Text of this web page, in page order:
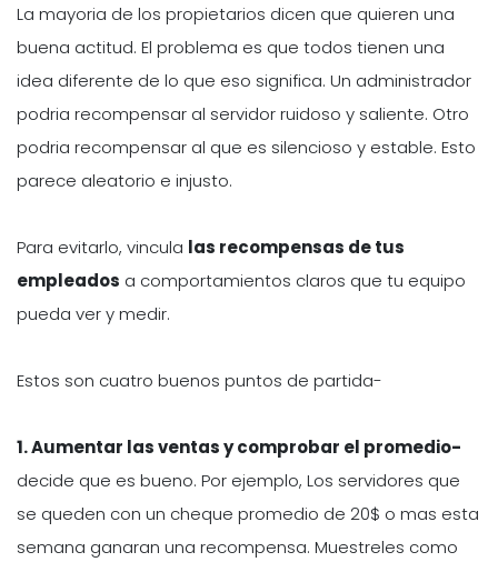
La mayoria de los propietarios dicen que quieren una
buena actitud. El problema es que todos tienen una
idea diferente de lo que eso significa. Un administrador
podria recompensar al servidor ruidoso y saliente. Otro
podria recompensar al que es silencioso y estable. Esto
parece aleatorio e injusto.
Para evitarlo, vincula las recompensas de tus
empleados a comportamientos claros que tu equipo
pueda ver y medir.
Estos son cuatro buenos puntos de partida-
1. Aumentar las ventas y comprobar el promedio-
decide que es bueno. Por ejemplo, Los servidores que
se queden con un cheque promedio de 20$ o mas esta
semana ganaran una recompensa. Muestreles como